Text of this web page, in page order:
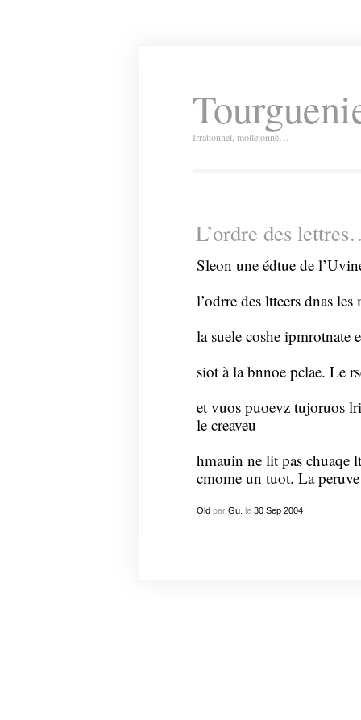
Irrationnel, molletonné…
L’ordre des
Sleon une édtue de
l’odrre des ltteers dnas les
la suele coshe ipmrotnate
siot à la bnnoe pclae. Le
et vuos puoevz tujoruos
le creaveu
hmauin ne lit pas chuaqe
cmome un tuot. La
Oldpar Gu. le 30 Sep 2004